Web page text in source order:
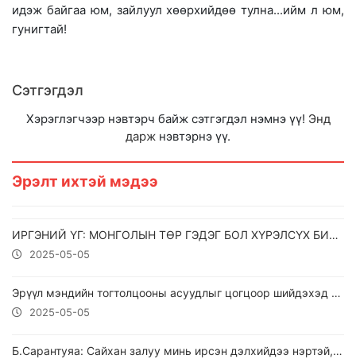
идэж байгаа юм, зайлуул хөөрхийдөө тулна...ийм л юм,
гунигтай!
Сэтгэгдэл
Хэрэглэгчээр нэвтэрч байж сэтгэгдэл нэмнэ үү! Энд
дарж нэвтэрнэ үү.
Эрэлт ихтэй мэдээ
ИРГЭНИЙ ҮГ: МОНГОЛЫН ТӨР ГЭДЭГ БОЛ ХҮРЭЛСҮХ БИШ !!!
2025-05-05
Эрүүл мэндийн тогтолцооны асуудлыг цогцоор шийдэхэд нэгдэх уриалга гаргажээ
2025-05-05
Б.Сарантуяа: Сайхан залуу минь ирсэн дэлхийдээ нэртэй, мөртэй байж чадлаа.